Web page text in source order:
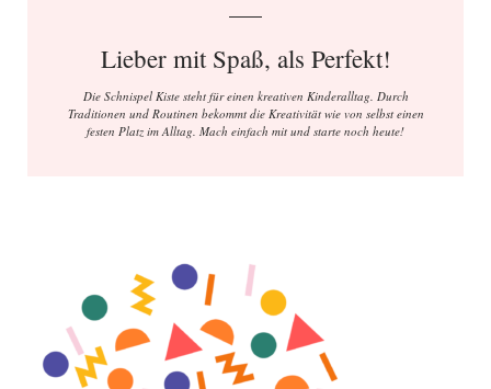
Lieber mit Spaß, als Perfekt!
Die Schnispel Kiste steht für einen kreativen Kinderalltag. Durch
Traditionen und Routinen bekommt die Kreativität wie von selbst einen
festen Platz im Alltag. Mach einfach mit und starte noch heute!